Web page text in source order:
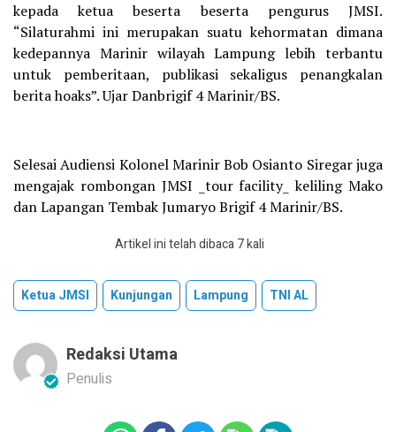
kepada ketua beserta beserta pengurus JMSI.
“Silaturahmi ini merupakan suatu kehormatan dimana
kedepannya Marinir wilayah Lampung lebih terbantu
untuk pemberitaan, publikasi sekaligus penangkalan
berita hoaks”. Ujar Danbrigif 4 Marinir/BS.
Selesai Audiensi Kolonel Marinir Bob Osianto Siregar juga
mengajak rombongan JMSI _tour facility_ keliling Mako
dan Lapangan Tembak Jumaryo Brigif 4 Marinir/BS.
Artikel ini telah dibaca 7 kali
Ketua JMSI Kunjungan Lampung TNI AL
Redaksi Utama
Penulis